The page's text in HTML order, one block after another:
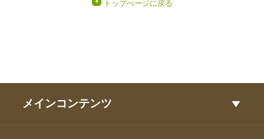
トップぺージに戻る
メインコンテンツ